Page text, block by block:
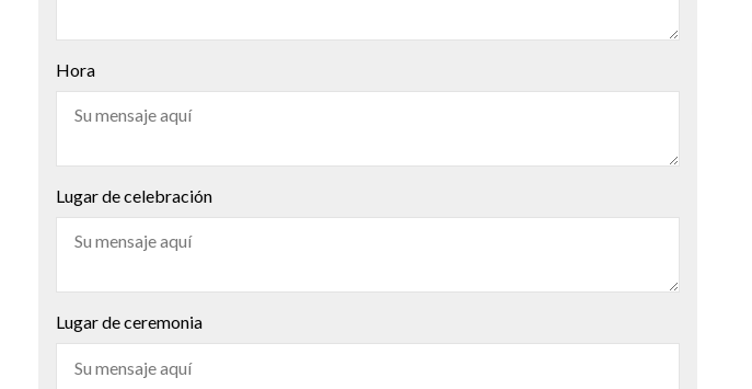
Hora
Lugar de celebración
Lugar de ceremonia